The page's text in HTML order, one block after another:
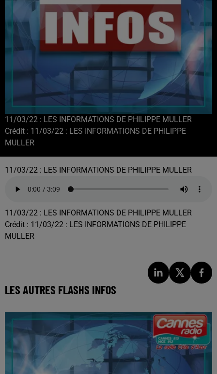
11/03/22 : LES INFORMATIONS DE PHILIPPE MULLER
Crédit : 11/03/22 : LES INFORMATIONS DE PHILIPPE
MULLER
11/03/22 : LES INFORMATIONS DE PHILIPPE MULLER
11/03/22 : LES INFORMATIONS DE PHILIPPE MULLER
Crédit : 11/03/22 : LES INFORMATIONS DE PHILIPPE
MULLER
LES AUTRES FLASHS INFOS